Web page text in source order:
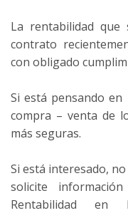
La rentabilidad que
contrato
con obligado
Si está pensando en
compra – venta de
más seguras.
Si está interesado,
solicite
Rentabilidad